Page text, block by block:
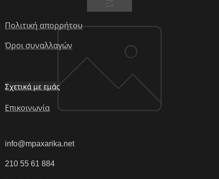
Πολιτική απορρήτου
Όροι συναλλαγών
Σχετικά με εμάς
Επικοινωνία
info@mpaxarika.net
210 55 61 884